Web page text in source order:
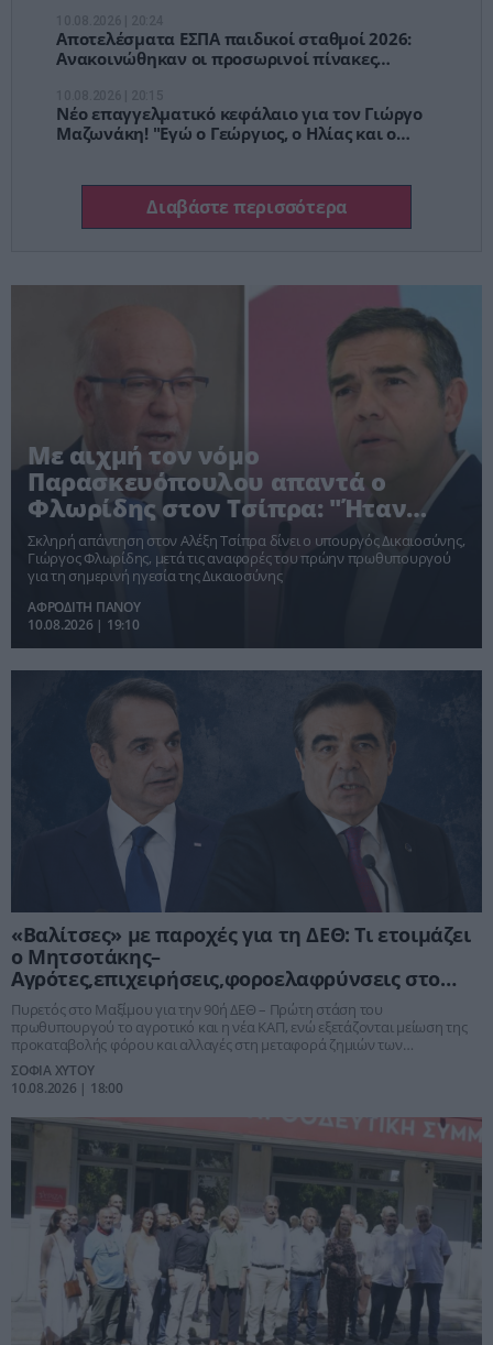
Αποτελέσματα ΕΣΠΑ παιδικοί σταθμοί 2026:
Ανακοινώθηκαν οι προσωρινοί πίνακες
Νέο επαγγελματικό κεφάλαιο για τον Γιώργο
Μαζωνάκη! "Εγώ ο Γεώργιος, ο Ηλίας και ο
Διαβάστε περισσότερα
Με αιχμή τον νόμο
Παρασκευόπουλου απαντά ο
Φλωρίδης στον Τσίπρα: "Ήταν
εντολή του, αποφυλακίστηκαν
δολοφόνοι"
Σκληρή απάντηση στον Αλέξη Τσίπρα δίνει ο υπουργός Δικαιοσύνης,
Γιώργος Φλωρίδης, μετά τις αναφορές του πρώην πρωθυπουργού
για τη σημερινή ηγεσία της Δικαιοσύνης
ΑΦΡΟΔΙΤΗ ΠΑΝΟΥ
10.08.2026 | 19:10
«Βαλίτσες» με παροχές για τη ΔΕΘ: Τι ετοιμάζει
ο Μητσοτάκης–
Αγρότες,επιχειρήσεις,φοροελαφρύνσεις στο
τραπέζι
Πυρετός στο Μαξίμου για την 90ή ΔΕΘ – Πρώτη στάση του
πρωθυπουργού το αγροτικό και η νέα ΚΑΠ, ενώ εξετάζονται μείωση της
προκαταβολής φόρου και αλλαγές στη μεταφορά ζημιών των
επιχειρήσεων
ΣΟΦΙΑ ΧΥΤΟΥ
10.08.2026 | 18:00